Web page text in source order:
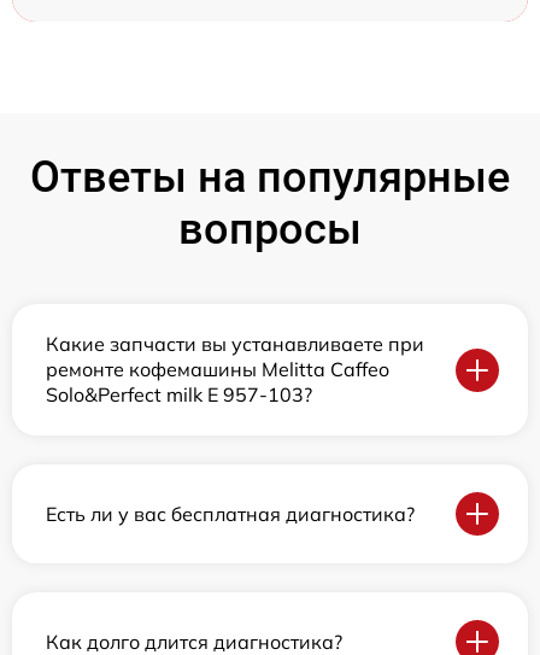
Ответы на популярные
вопросы
Какие запчасти вы устанавливаете при
ремонте кофемашины Melitta Caffeo
Solo&Perfect milk E 957-103?
Есть ли у вас бесплатная диагностика?
Как долго длится диагностика?